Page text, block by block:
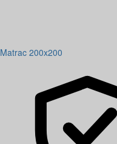
Matrac 200x200